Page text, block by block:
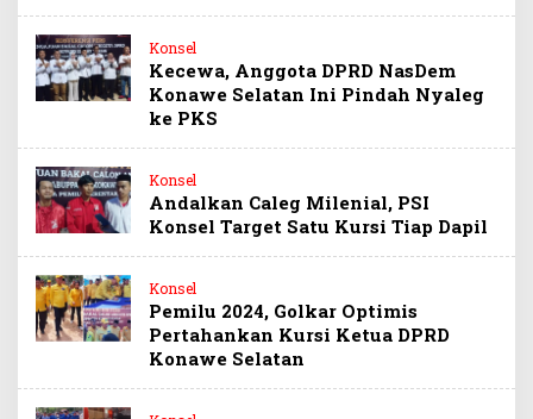
Konsel
Kecewa, Anggota DPRD NasDem
Konawe Selatan Ini Pindah Nyaleg
ke PKS
Konsel
Andalkan Caleg Milenial, PSI
Konsel Target Satu Kursi Tiap Dapil
Konsel
Pemilu 2024, Golkar Optimis
Pertahankan Kursi Ketua DPRD
Konawe Selatan